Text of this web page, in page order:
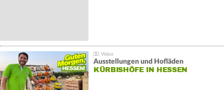
Ausstellungen und Hofläden
KÜRBISHÖFE IN HESSEN